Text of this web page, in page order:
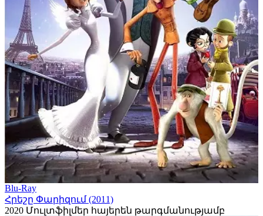
Blu-Ray
Հրեշը Փարիզում (2011)
2020 Մուլտֆիլմեր հայերեն թարգմանությամբ